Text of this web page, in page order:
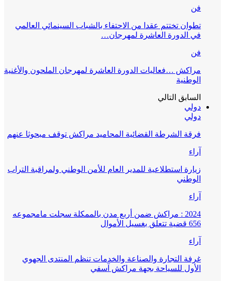
فن
تطوان تختتم عقدا من الاحتفاء بالشباب السينمائي العالمي
في الدورة العاشرة لمهرجان…
فن
مراكش …فعاليات الدورة العاشرة لمهرجان الملحون والأغنية
الوطنية
السابق التالي
دولي
دولي
فرقة الشرطة القضائية المحاميد مراكش توقف مبحوثا عنهم
آراء
زيارة استطلاعية للمدير العام للأمن الوطني ولمراقبة التراب
الوطني
آراء
2024 : مراكش ضمن أربع مدن بالممكلة سجلت مامجموعه
656 قضية تتعلق بغسيل الأموال
آراء
غرفة التجارة والصناعة والخدمات تنظم المنتدى الجهوي
الأول للسياحة بجهة مراكش آسفي